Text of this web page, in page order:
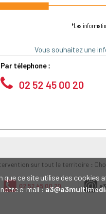
que ce site utilise des
e-mail :
*Les
Vous souhaitez une
Par télephone :
02 52 45 00 20
sur tout le territoire :
02 52 45 00 20